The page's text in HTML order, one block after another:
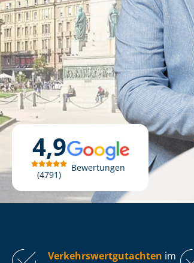
4,9
4791
Bewertungen
Ver­kehrs­wert­gut­ach­ten im